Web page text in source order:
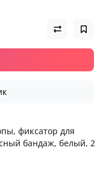
фиксатор для
бандаж, белый, 2